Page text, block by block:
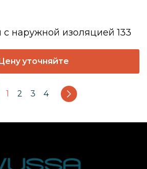
с наружной изоляцией 133
уточняйте
1 2 3 4